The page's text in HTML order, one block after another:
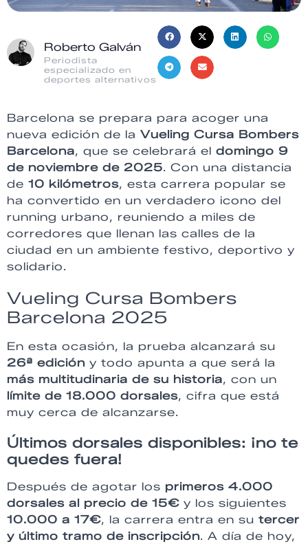
Roberto Galván
Periodista
especializado en
deportes alternativos
Barcelona se prepara para acoger una
nueva edición de la Vueling Cursa Bombers
Barcelona, que se celebrará el domingo 9
de noviembre de 2025. Con una distancia
de 10 kilómetros, esta carrera popular se
ha convertido en un verdadero icono del
running urbano, reuniendo a miles de
corredores que llenan las calles de la
ciudad en un ambiente festivo, deportivo y
solidario.
Vueling Cursa Bombers
Barcelona 2025
En esta ocasión, la prueba alcanzará su
26ª edición y todo apunta a que será la
más multitudinaria de su historia, con un
límite de 18.000 dorsales, cifra que está
muy cerca de alcanzarse.
Últimos dorsales disponibles: ¡no te
quedes fuera!
Después de agotar los primeros 4.000
dorsales al precio de 15€ y los siguientes
10.000 a 17€, la carrera entra en su tercer
y último tramo de inscripción. A día de hoy,